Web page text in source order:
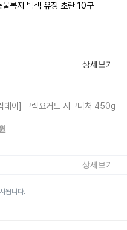
물복지 백색 유정 초란 10구
상세보기
데이] 그릭요거트 시그니처 450g
상세보기
됩니다.